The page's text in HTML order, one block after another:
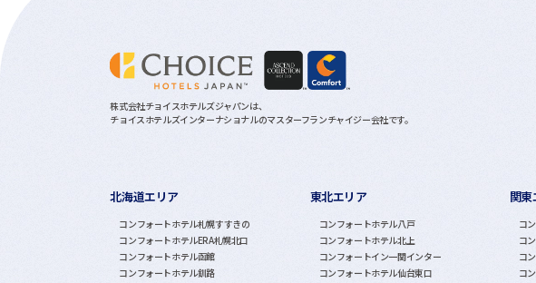
株式会社チョイスホテルズジャパンは、
チョイスホテルズインターナショナルのマスターフランチャイジー会社です。
北海道エリア
コンフォートホテル札幌すすきの
コンフォートホテルERA札幌北口
コンフォートホテル函館
コンフォートホテル釧路
東北エリア
コンフォートホテル八戸
コンフォートホテル北上
コンフォートイン一関インター
コンフォートホテル仙台東口
関
コ
コ
コ
コ